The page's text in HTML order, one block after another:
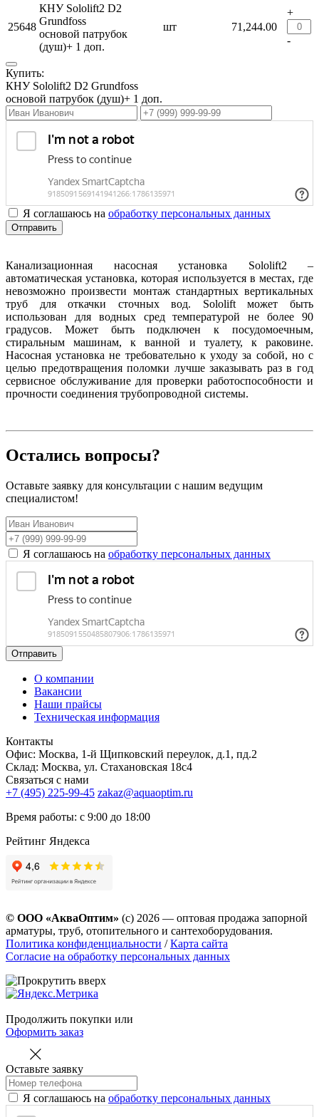
25648
КНУ Sololift2 D2
Grundfoss
основой патрубок
(душ)+ 1 доп.
шт 71,244.00
+
-
Купить:
КНУ Sololift2 D2 Grundfoss
основой патрубок (душ)+ 1 доп.
Я соглашаюсь на обработку персональных данных
Отправить
Канализационная насосная установка Sololift2 –
автоматическая установка, которая используется в местах, где
невозможно произвести монтаж стандартных вертикальных
труб для откачки сточных вод. Sololift
может быть
использован для водных сред температурой не более 90
градусов. Может быть подключен к посудомоечным,
стиральным машинам, к ванной и туалету, к раковине.
Насосная установка не требовательно к уходу за собой, но с
целью предотвращения поломки лучше заказывать раз в год
сервисное обслуживание для проверки работоспособности и
прочности соединения трубопроводной системы.
Остались вопросы?
Оставьте заявку для консультации с нашим ведущим
специалистом!
Я соглашаюсь на обработку персональных данных
Отправить
О компании
Вакансии
Наши прайсы
Техническая информация
Контакты
Офис: Москва, 1-й Щипковский переулок, д.1, пд.2
Склад: Москва, ул. Стахановская 18с4
Связаться с нами
+7 (495) 225-99-45 zakaz@aquaoptim.ru
Время работы: с 9:00 до 18:00
Рейтинг Яндекса
© ООО «АкваОптим» (с) 2026 — оптовая продажа запорной
арматуры, труб, отопительного и сантехоборудования.
Политика конфиденциальности /Карта сайта
Согласие на обработку персональных данных
Продолжить покупки или
Оформить заказ
Оставьте заявку
Я соглашаюсь на обработку персональных данных